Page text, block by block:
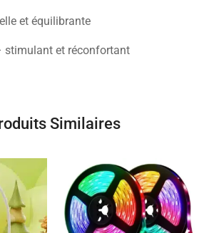
et équilibrante
stimulant et réconfortant
Similaires